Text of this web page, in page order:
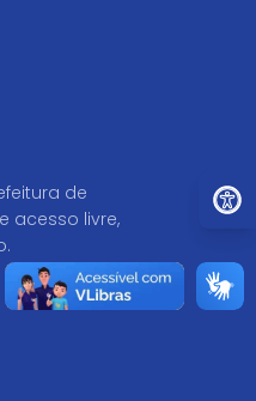
de
acesso livre,
Ir